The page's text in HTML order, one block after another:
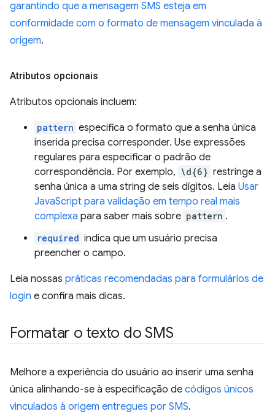
garantindo que a mensagem SMS esteja em
conformidade com o formato de mensagem vinculada à
origem.
Atributos opcionais
Atributos opcionais incluem:
pattern especifica o formato que a senha única
inserida precisa corresponder. Use expressões
regulares para especificar o padrão de
correspondência. Por exemplo, \d{6} restringe a
senha única a uma string de seis dígitos. Leia Usar
JavaScript para validação em tempo real mais
complexa para saber mais sobre pattern .
required indica que um usuário precisa
preencher o campo.
Leia nossas práticas recomendadas para formulários de
login e confira mais dicas.
Formatar o texto do SMS
Melhore a experiência do usuário ao inserir uma senha
única alinhando-se à especificação de códigos únicos
vinculados à origem entregues por SMS.